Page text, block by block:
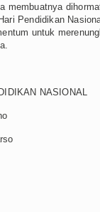
membuatnya
Pendidikan
untuk
NASIONAL